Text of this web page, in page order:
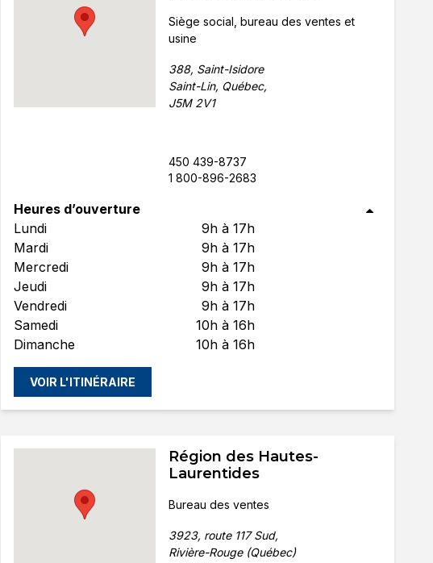
Siège social, bureau des ventes et
usine
388, Saint-Isidore
Saint-Lin, Québec,
J5M 2V1
450 439-8737
1 800-896-2683
Heures d’ouverture
Lundi
9h à 17h
Mardi
9h à 17h
Mercredi
9h à 17h
Jeudi
9h à 17h
Vendredi
9h à 17h
Samedi
10h à 16h
Dimanche
10h à 16h
VOIR L'ITINÉRAIRE
Région des Hautes-
Laurentides
Bureau des ventes
3923, route 117 Sud,
Rivière-Rouge (Québec)